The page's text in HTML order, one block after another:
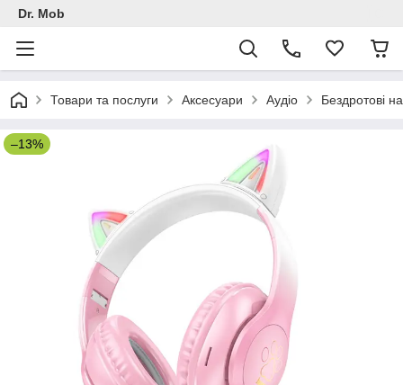
Dr. Mob
Товари та послуги Аксесуари Аудіо Бездротові
–13%